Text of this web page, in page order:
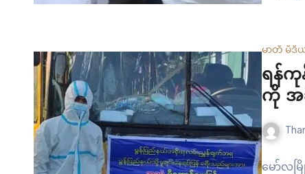
မာတီ မီဒီ
ရန်ကု
ကို အ
မော်လမ